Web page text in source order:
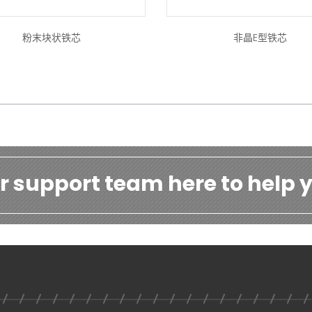
粉末块状铁芯 非晶E型铁芯
support team here to help